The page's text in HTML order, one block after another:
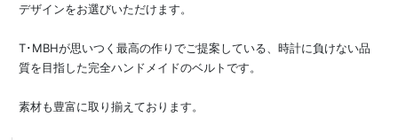
デザインをお選びいただけます。
T･MBHが思いつく最高の作りでご提案している、時計に負けない品
質を目指した完全ハンドメイドのベルトです。
素材も豊富に取り揃えております。